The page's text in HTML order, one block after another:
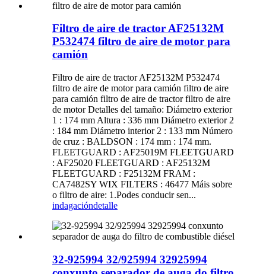
Filtro de aire de tractor AF25132M
P532474 filtro de aire de motor para
camión
Filtro de aire de tractor AF25132M P532474
filtro de aire de motor para camión filtro de aire
para camión filtro de aire de tractor filtro de aire
de motor Detalles del tamaño: Diámetro exterior
1 : 174 mm Altura : 336 mm Diámetro exterior 2
: 184 mm Diámetro interior 2 : 133 mm Número
de cruz : BALDSON : 174 mm : 174 mm.
FLEETGUARD : AF25019M FLEETGUARD
: AF25020 FLEETGUARD : AF25132M
FLEETGUARD : F25132M FRAM :
CA7482SY WIX FILTERS : 46477 Máis sobre
o filtro de aire: 1.Podes conducir sen...
indagacióndetalle
32-925994 32/925994 32925994